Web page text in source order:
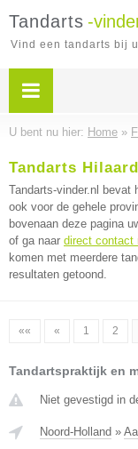
Tandarts -
Vind een tandarts bij
U bent nu hier: Home »
Tandarts
Tandarts-vinder.nl bevat
ook voor de gehele
bovenaan deze pagina
of ga naar direct contact
komen met meerdere
resultaten getoond.
«« « 1 2
Tandartspraktijk en
Niet gevestigd in
Noord-Holland »